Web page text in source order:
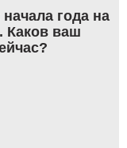
года на
Каков ваш